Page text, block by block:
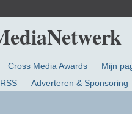
Cross Media Awards
Mijn
RSS Adverteren & Sponsoring